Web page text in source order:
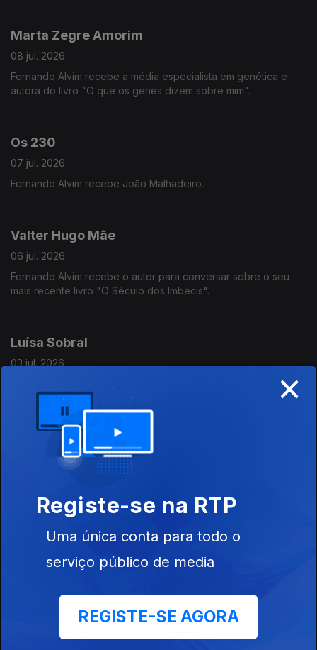
Marta Zegre Amorim
08 jul. 2026
Fernando Alvim recebe a média especialista em genética e
autora do livro "O que os genes dizem sobre mim".
Os 230
07 jul. 2026
Fernando Alvim recebe João Malhadeiro.
Valter Hugo Mãe
06 jul. 2026
Fernando Alvim recebe o autor para conversar sobre o seu
mais recente livro "O Século dos Imbecis".
Luísa Sobral
03 jul. 2026
Ferando Alvim recebe a cantora e autora do livro "Nem todas
as árvores morrem de pé".
Álvaro Covões
01 jul. 2026
técnicos de emergência pré-hospitalar.
×
Registe-se na RTP
Uma única conta para todo o
serviço público de media
REGISTE-SE AGORA